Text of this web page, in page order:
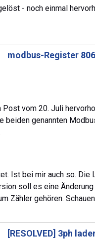
- noch einmal
modbus-Register
Post vom 20. Juli
beiden genannten
Ist bei mir auch so.
soll es eine
Zähler gehören.
[RESOLVED] 3ph